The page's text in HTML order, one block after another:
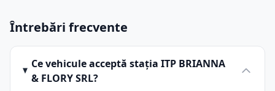
Întrebări frecvente
Ce vehicule acceptă stația ITP BRIANNA
& FLORY SRL?